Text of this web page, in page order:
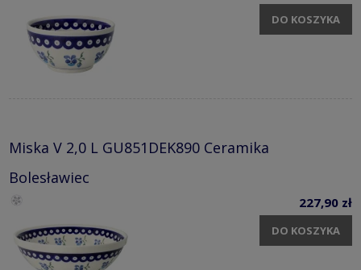
DO KOSZYKA
Miska V 2,0 L GU851DEK890 Ceramika
Bolesławiec
227,90 zł
DO KOSZYKA